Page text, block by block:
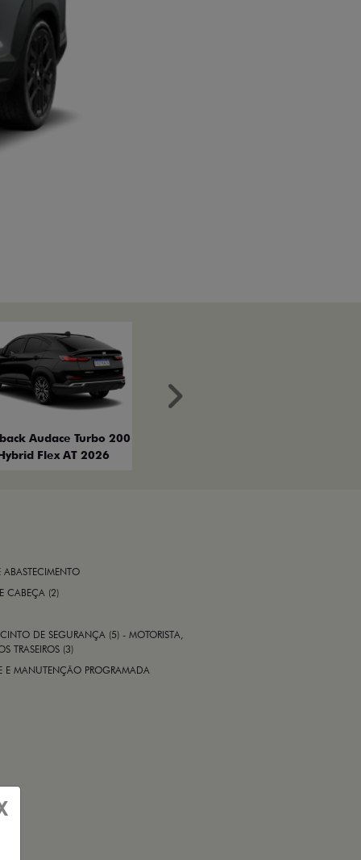
Audace Turbo 200
Flex AT 2026
Próximo
ABASTECIMENTO
CABEÇA (2)
DE SEGURANÇA (5) - MOTORISTA,
TRASEIROS (3)
E MANUTENÇÃO PROGRAMADA